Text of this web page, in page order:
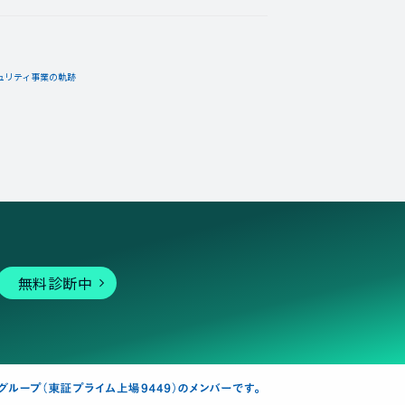
リティ事業の軌跡
無料診断中